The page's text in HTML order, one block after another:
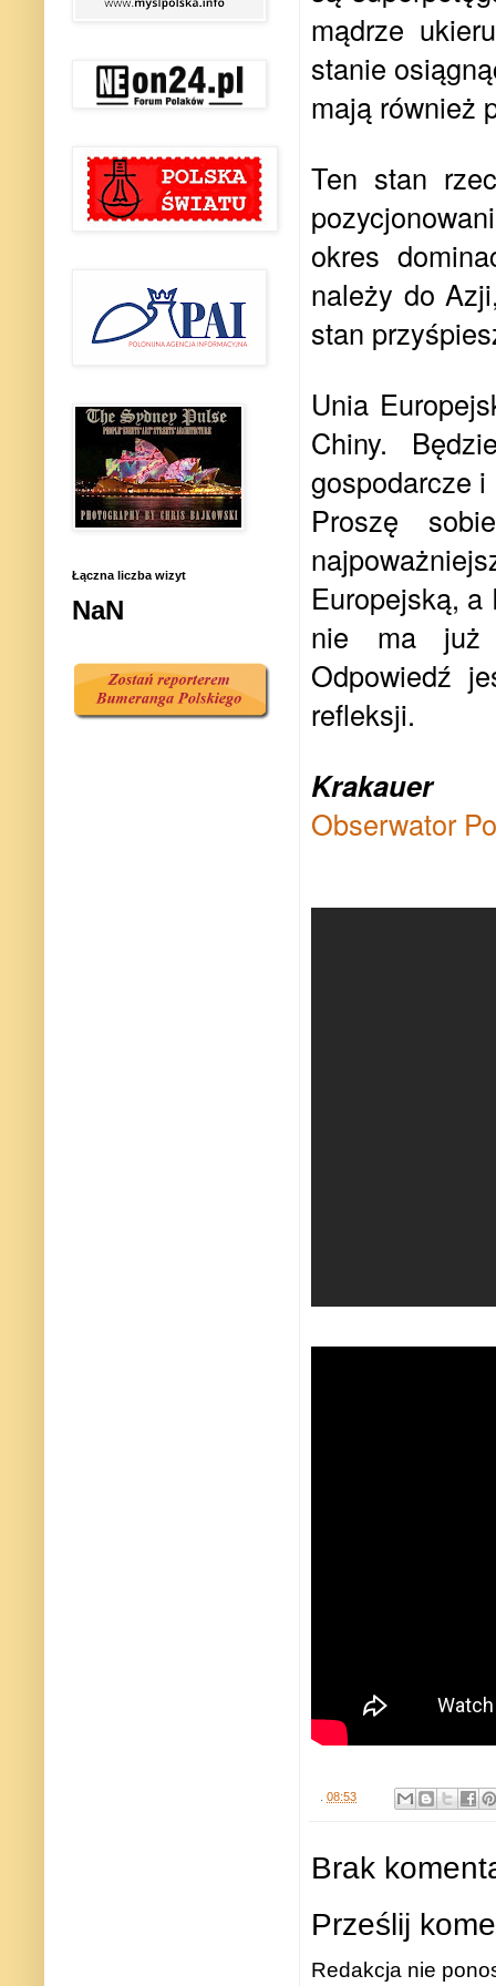
mądrze
stanie
mają również
Ten stan
okres
należy do
stan
Unia
Chiny.
gospodarcze
Proszę
Europejską, a
nie ma już
Odpowiedź
refleksji.
Krakauer
Obserwator
. 08:53
Brak
Prześlij
Redakcja nie
Łączna liczba wizyt
NaN